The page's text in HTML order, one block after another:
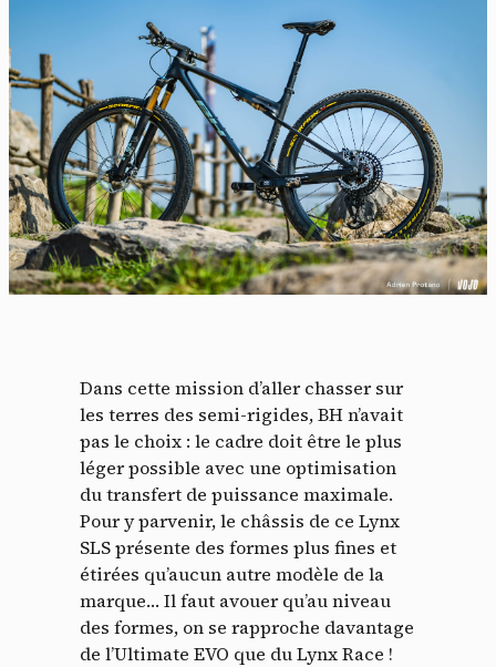
Dans cette mission d’aller chasser sur
les terres des semi-rigides, BH n’avait
pas le choix : le cadre doit être le plus
léger possible avec une optimisation
du transfert de puissance maximale.
Pour y parvenir, le châssis de ce Lynx
SLS présente des formes plus fines et
étirées qu’aucun autre modèle de la
marque… Il faut avouer qu’au niveau
des formes, on se rapproche davantage
de l’Ultimate EVO que du Lynx Race !